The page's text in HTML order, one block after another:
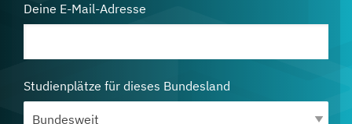
Deine E-Mail-Adresse
Studienplätze für dieses Bundesland